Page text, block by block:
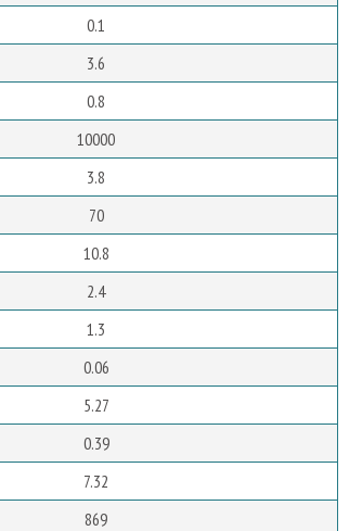
0.1
3.6
0.8
10000
3.8
70
10.8
2.4
1.3
0.06
5.27
0.39
7.32
869